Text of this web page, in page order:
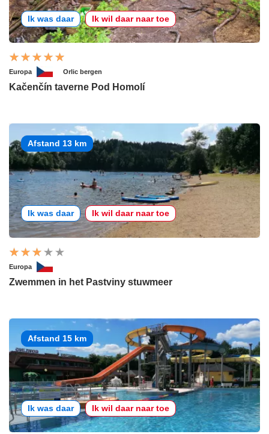
Ik was daar Ik wil daar naar toe
Europa Orlic bergen
Kačenčín taverne Pod Homolí
Afstand 13 km
Ik was daar Ik wil daar naar toe
Europa
Zwemmen in het Pastviny stuwmeer
Afstand 15 km
Ik was daar Ik wil daar naar toe